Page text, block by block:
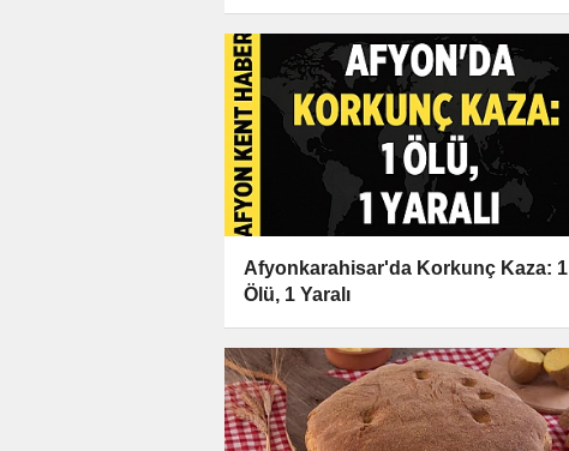
Afyonkarahisar'da Korkunç Kaza: 1
Ölü, 1 Yaralı